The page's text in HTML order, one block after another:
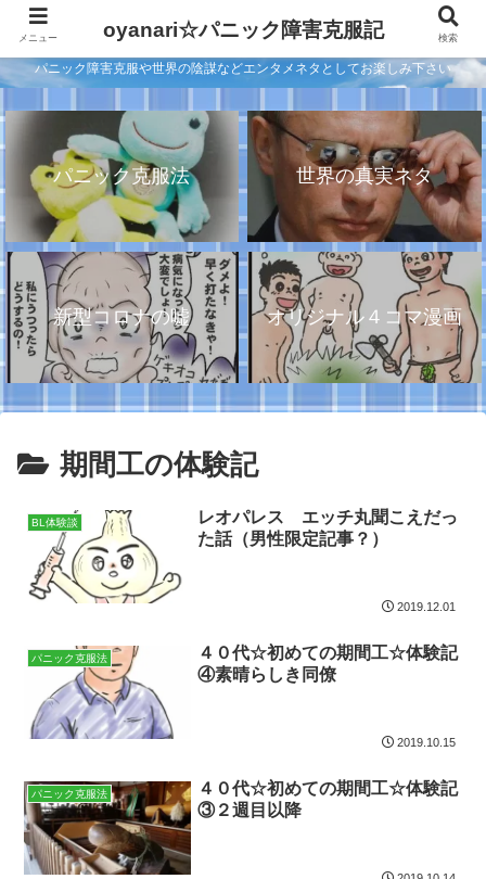
パニック障害克服や世界の陰謀などエンタメネタとしてお楽しみ下さい
パニック克服法 世界の真実ネタ
新型コロナの嘘 オリジナル４コマ漫画
期間工の体験記
BL体験談
レオパレス エッチ丸聞こえだっ
た話（男性限定記事？）
2019.12.01
パニック克服法
４０代☆初めての期間工☆体験記
④素晴らしき同僚
2019.10.15
パニック克服法
４０代☆初めての期間工☆体験記
③２週目以降
メニュー oyanari☆パニック障害克服記 検索